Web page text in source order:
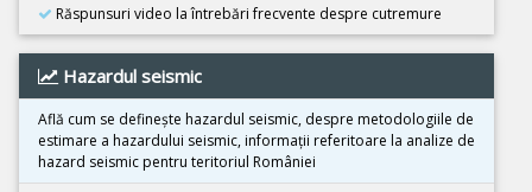
25 Octombrie 2025
Cutremur M4.2, Zona seismica Vrancea
25 Octombrie 2025
Cutremur M4.2, Zona seismica Vrancea
22 Octombrie 2025
Cutremur M4.2, Zona seismica Vrancea
Răspunsuri video la întrebări frecvente despre cutremure
Hazardul seismic
Află cum se defineşte hazardul seismic, despre metodologiile de
estimare a hazardului seismic, informaţii referitoare la analize de
hazard seismic pentru teritoriul României